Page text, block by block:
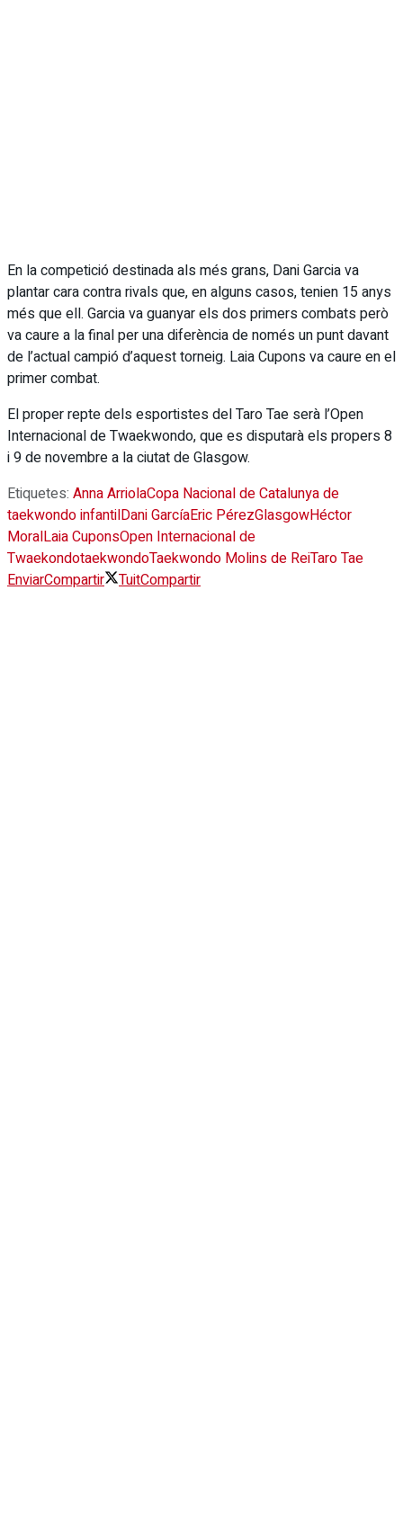
En la competició destinada als més grans, Dani Garcia va
plantar cara contra rivals que, en alguns casos, tenien 15 anys
més que ell. Garcia va guanyar els dos primers combats però
va caure a la final per una diferència de només un punt davant
de l’actual campió d’aquest torneig. Laia Cupons va caure en el
primer combat.
El proper repte dels esportistes del Taro Tae serà l’Open
Internacional de Twaekwondo, que es disputarà els propers 8
i 9 de novembre a la ciutat de Glasgow.
Etiquetes: Anna ArriolaCopa Nacional de Catalunya de
taekwondo infantilDani GarcíaEric PérezGlasgowHéctor
MoralLaia CuponsOpen Internacional de
TwaekondotaekwondoTaekwondo Molins de ReiTaro Tae
EnviarCompartir TuitCompartir